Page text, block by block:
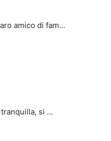
amico di fam...
si ...